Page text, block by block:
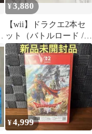
¥3,880
【wii】ドラクエ2本セ
ット（バトルロード /
25周年I・II・III）
¥4,999